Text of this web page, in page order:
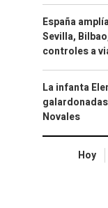
España
Sevilla,
controles a
La infanta
Novales
Hoy